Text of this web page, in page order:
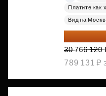
Платите как
Вид на
24 305
30 766 120
789 131 ₽